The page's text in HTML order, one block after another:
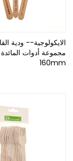
الايكولوجية-- ودية
مجموعة أدوات
160mm